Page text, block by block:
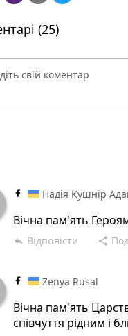
(25)
Надія Кушнір
Вічна пам'ять
reply Відповісти share
Zenya Rusal
Вічна пам'ять
співчуття рідним і